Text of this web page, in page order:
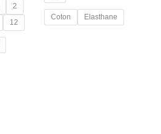
2
12
Coton Elasthane